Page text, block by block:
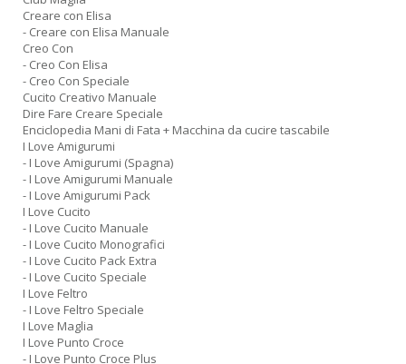
Creare con Elisa
- Creare con Elisa Manuale
Creo Con
- Creo Con Elisa
- Creo Con Speciale
Cucito Creativo Manuale
Dire Fare Creare Speciale
Enciclopedia Mani di Fata + Macchina da cucire tascabile
I Love Amigurumi
- I Love Amigurumi (Spagna)
- I Love Amigurumi Manuale
- I Love Amigurumi Pack
I Love Cucito
- I Love Cucito Manuale
- I Love Cucito Monografici
- I Love Cucito Pack Extra
- I Love Cucito Speciale
I Love Feltro
- I Love Feltro Speciale
I Love Maglia
I Love Punto Croce
- I Love Punto Croce Plus